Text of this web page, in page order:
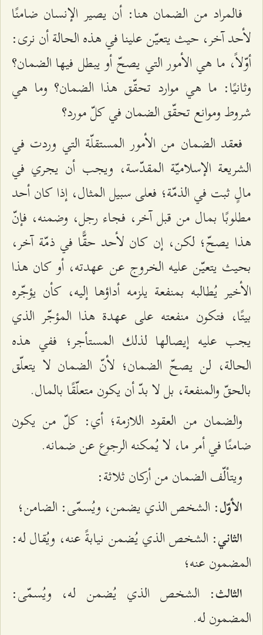
فالمراد من الضمان هنا: أن يصير الإنسان ضامنًا
لأحد آخر، حيث يتعيّن علينا في هذه الحالة أن نرى:
أوّلاً، ما هي الأمور التي يصحّ أو يبطل فيها الضمان؟
وثانيًا: ما هي موارد تحقّق هذا الضمان؟ وما هي
شروط وموانع تحقّق الضمان في كلّ مورد؟
فعقد الضمان من الأمور المستقلّة التي وردت في
الشريعة الإسلاميّة المقدّسة، ويجب أن يجري في
مالٍ ثبت في الذمّة؛ فعلى سبيل المثال، إذا كان أحد
مطلوبًا بمال من قبل آخر، فجاء رجل، وضمنه، فإنّ
هذا يصحّ؛ لكن، إن كان لأحد حقًّا في ذمّة آخر،
بحيث يتعيّن عليه الخروج عن عهدته، أو كان هذا
الأخير يُطالبه بمنفعة يلزمه أداؤها إليه، كأن يؤجّره
بيتًا، فتكون منفعته على عهدة هذا المؤجّر الذي
يجب عليه إيصالها لذلك المستأجر؛ ففي هذه
الحالة، لن يصحّ الضمان؛ لأنّ الضمان لا يتعلّق
بالحقّ والمنفعة، بل لا بدّ أن يكون متعلّقًا بالمال.
والضمان من العقود اللازمة؛ أي: كلّ من يكون
ضامنًا في أمر ما، لا يُمكنه الرجوع عن ضمانه.
ويتألّف الضمان من أركان ثلاثة:
الأوّل: الشخص الذي يضمن، ويُسمّى: الضامن؛
الثاني: الشخص الذي يُضمن نيابةً عنه، ويُقال له:
المضمون عنه؛
الثالث: الشخص الذي يُضمن له، ويُسمّى:
المضمون له.